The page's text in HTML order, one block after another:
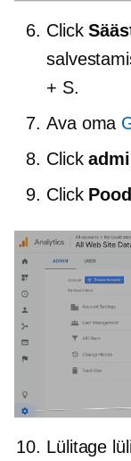
Click
+ S.
Ava oma
Click
Click
Lülitage